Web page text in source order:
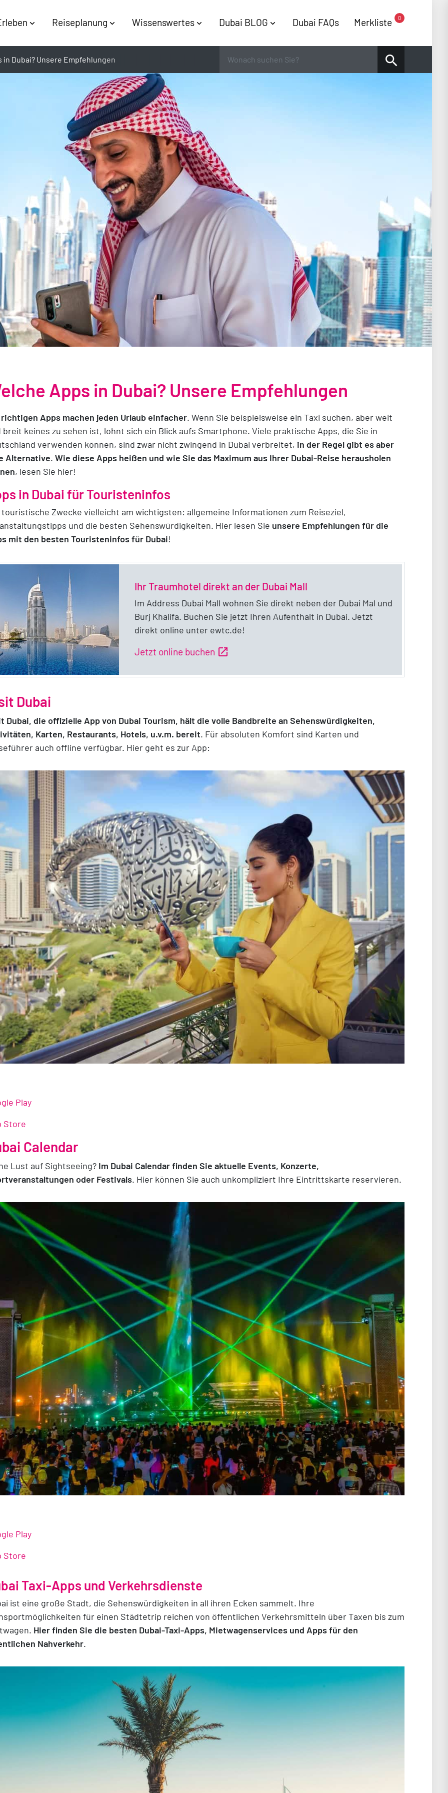
Reiseplanung Wissenswertes Dubai BLOG Dubai FAQs Merkliste 0
in Dubai? Unsere Empfehlungen 
Apps in Dubai? Unsere Empfehlungen
Apps machen jeden Urlaub einfacher. Wenn Sie beispielsweise ein Taxi suchen, aber weit
breit keines zu sehen ist, lohnt sich ein Blick aufs Smartphone. Viele praktische Apps, die Sie in
verwenden können, sind zwar nicht zwingend in Dubai verbreitet, in der Regel gibt es aber
Alternative. Wie diese Apps heißen und wie Sie das Maximum aus Ihrer Dubai-Reise herausholen
, lesen Sie hier!
in Dubai für Touristeninfos
Zwecke vielleicht am wichtigsten: allgemeine Informationen zum Reiseziel,
und die besten Sehenswürdigkeiten. Hier lesen Sie unsere Empfehlungen für die
mit den besten Touristeninfos für Dubai!
Ihr Traumhotel direkt an der Dubai Mall
Im Address Dubai Mall wohnen Sie direkt neben der Dubai Mal und
Burj Khalifa. Buchen Sie jetzt Ihren Aufenthalt in Dubai. Jetzt
direkt online unter ewtc.de!
Jetzt online buchen open_in_new
Dubai
Dubai, die offizielle App von Dubai Tourism, hält die volle Bandbreite an Sehenswürdigkeiten,
Karten, Restaurants, Hotels, u.v.m. bereit. Für absoluten Komfort sind Karten und
auch offline verfügbar. Hier geht es zur App:
Play
Store
Calendar
Lust auf Sightseeing? Im Dubai Calendar finden Sie aktuelle Events, Konzerte,
oder Festivals. Hier können Sie auch unkompliziert Ihre Eintrittskarte reservieren.
Play
Store
Taxi-Apps und Verkehrsdienste
ist eine große Stadt, die Sehenswürdigkeiten in all ihren Ecken sammelt. Ihre
für einen Städtetrip reichen von öffentlichen Verkehrsmitteln über Taxen bis zum
Hier finden Sie die besten Dubai-Taxi-Apps, Mietwagenservices und Apps für den
Nahverkehr.